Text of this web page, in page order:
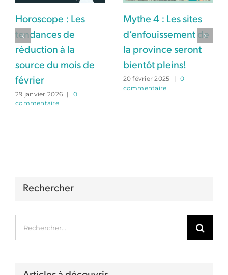
Horoscope : Les
tendances de
réduction à la
source du mois de
février
29 janvier 2026 |
0
commentaire
Mythe 4 : Les sites
d’enfouissement de
la province seront
bientôt pleins!
20 février 2025 |
0
commentaire
Rechercher